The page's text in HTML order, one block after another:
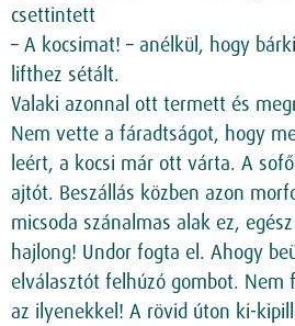
csettintett
– A kocsimat! – anélkül, hogy
lifthez sétált.
Valaki azonnal ott termett és
Nem vette a fáradtságot, hogy
leért, a kocsi már ott várta. A
ajtót. Beszállás közben azon
micsoda szánalmas alak ez,
hajlong! Undor fogta el. Ahogy
elválasztót felhúzó gombot. Nem
az ilyenekkel! A rövid úton ki-